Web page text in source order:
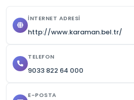
İNTERNET ADRESI
http://www.karaman.bel.tr/
TELEFON
9033 822 64 000
E-POSTA